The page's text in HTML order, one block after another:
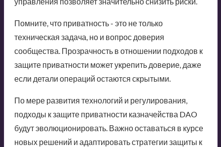
Помните, что приватность - это не только
техническая задача, но и вопрос доверия
сообщества. Прозрачность в отношении подходов к
защите приватности может укрепить доверие, даже
если детали операций остаются скрытыми.
По мере развития технологий и регулирования,
подходы к защите приватности казначейства DAO
будут эволюционировать. Важно оставаться в курсе
новых решений и адаптировать стратегии защиты к